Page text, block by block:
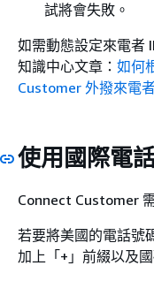
試將會失敗。
如需動態設定來電者
知識中心文章： 如何
Customer 外撥來電
使用國際電
Connect Customer
若要將美國的電話號
加上「+」前綴以及